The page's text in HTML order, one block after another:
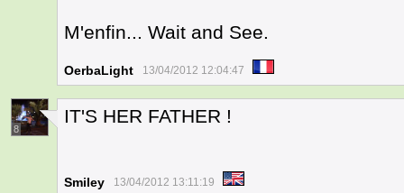
M'enfin... Wait and See.
OerbaLight 13/04/2012 12:04:47
8
IT'S HER FATHER !
Smiley 13/04/2012 13:11:19